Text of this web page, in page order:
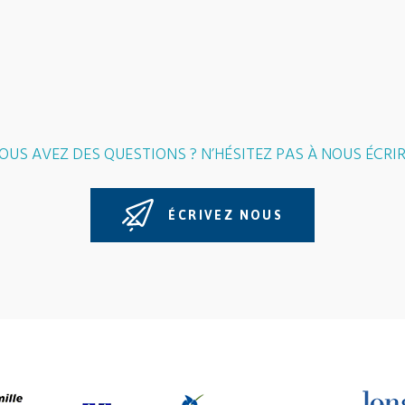
AVEZ DES QUESTIONS ? N’HÉSITEZ PAS À NOUS
ÉCRIVEZ NOUS